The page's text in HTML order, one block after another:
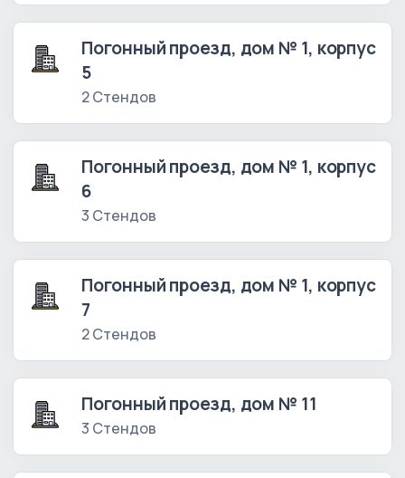
Погонный проезд, дом № 1, корпус
5
2 Стендов
Погонный проезд, дом № 1, корпус
6
3 Стендов
Погонный проезд, дом № 1, корпус
7
2 Стендов
Погонный проезд, дом № 11
3 Стендов